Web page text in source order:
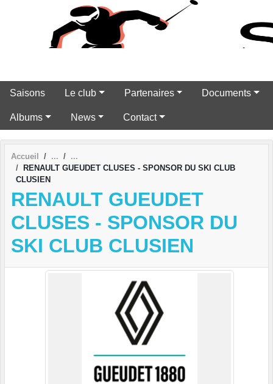
Saisons Le club Partenaires Documents
Albums News Contact
Accueil
RENAULT GUEUDET CLUSES - SPONSOR DU SKI CLUB
CLUSIEN
RENAULT GUEUDET
CLUSES - SPONSOR DU
SKI CLUB CLUSIEN
Panneau de gestion des cookies